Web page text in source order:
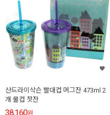
산드라이삭슨 빨대컵 머그잔 473ml 2
개 물컵 찻잔
38,160원